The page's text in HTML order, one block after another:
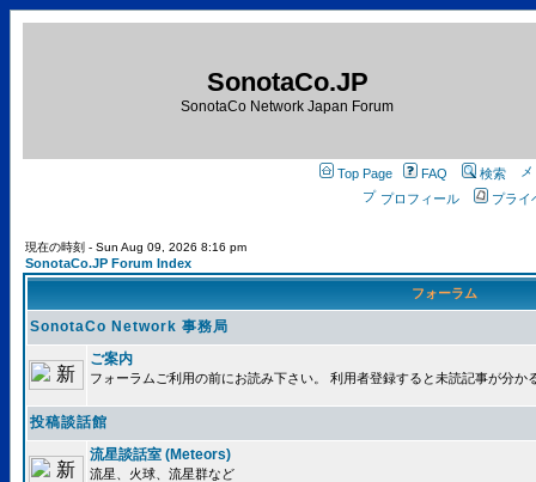
SonotaCo.JP
SonotaCo Network Japan Forum
Top Page FAQ
検索
プロフィール
プライ
現在の時刻 - Sun Aug 09, 2026 8:16 pm
SonotaCo.JP Forum Index
フォーラム
SonotaCo Network 事務局
ご案内
フォーラムご利用の前にお読み下さい。 利用者登録すると未読記事が分か
投稿談話館
流星談話室 (Meteors)
流星、火球、流星群など